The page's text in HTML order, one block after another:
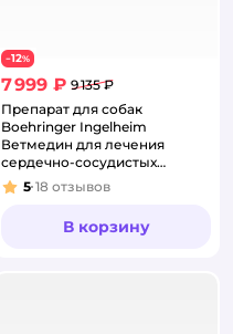
−12%
7 999 ₽ 9 135 ₽
Препарат для собак
Boehringer Ingelheim
Ветмедин для лечения
сердечно-сосудистых
заболеваний S 5.0мг
50таблеток
Рейтинг:
5 18 отзывов
В корзину